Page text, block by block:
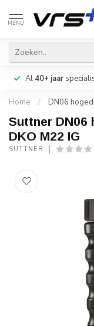
MENU
Al 40+ jaar
Home / DN06
Suttner DN06
DKO M22 IG
SUTTNER